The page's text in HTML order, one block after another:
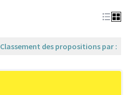
Classement des propositions par :